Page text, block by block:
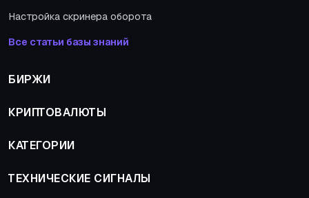
Настройка скринера оборота
Все статьи базы знаний
БИРЖИ
КРИПТОВАЛЮТЫ
КАТЕГОРИИ
ТЕХНИЧЕСКИЕ СИГНАЛЫ